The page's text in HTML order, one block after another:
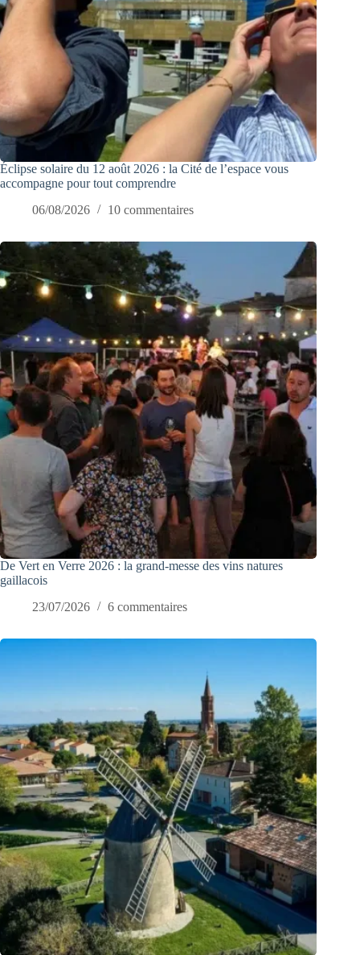
Éclipse solaire du 12 août 2026 : la Cité de l’espace vous
accompagne pour tout comprendre
06/08/2026
10 commentaires
De Vert en Verre 2026 : la grand-messe des vins natures
gaillacois
23/07/2026
6 commentaires